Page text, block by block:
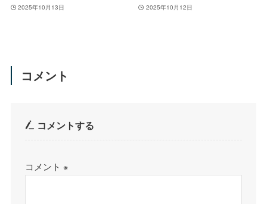
2025年10月13日 2025年10月12日
コメント
コメントする
コメント※